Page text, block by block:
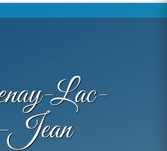
Lac-